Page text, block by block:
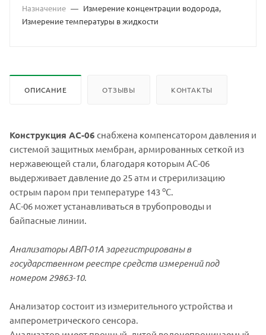
Назначение — Измерение концентрации водорода,
Измерение температуры в жидкости
ОПИСАНИЕ ОТЗЫВЫ КОНТАКТЫ
Конструкция АС-06 снабжена компенсатором давления и
системой защитных мембран, армированных сеткой из
нержавеющей стали, благодаря которым АС-06
выдерживает давление до 25 атм и стрерилизацию
острым паром при температуре 143oС.
АС-06 может устанавливаться в трубопроводы и
байпасные линии.
Анализаторы АВП-01А зарегистрированы в
государственном реестре средств измерений под
номером 29863-10.
Анализатор состоит из измерительного устройства и
амперометрического сенсора.